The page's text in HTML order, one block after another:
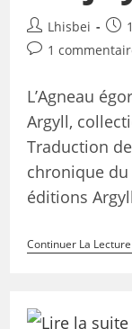
Lhisbei
1
L’Agneau
Argyll,
Traduction
chronique du
éditions
Continuer La Lecture